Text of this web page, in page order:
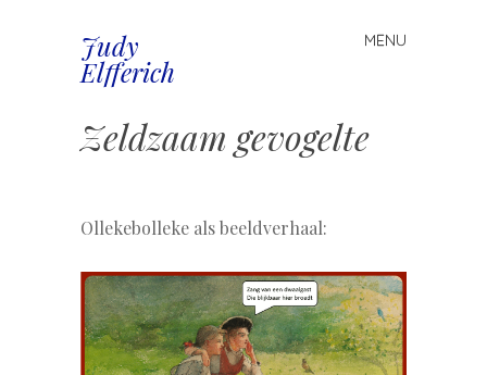
Judy
Elfferich
MENU
Spring
naar
Zeldzaam gevogelte
Ollekebolleke als beeldverhaal: